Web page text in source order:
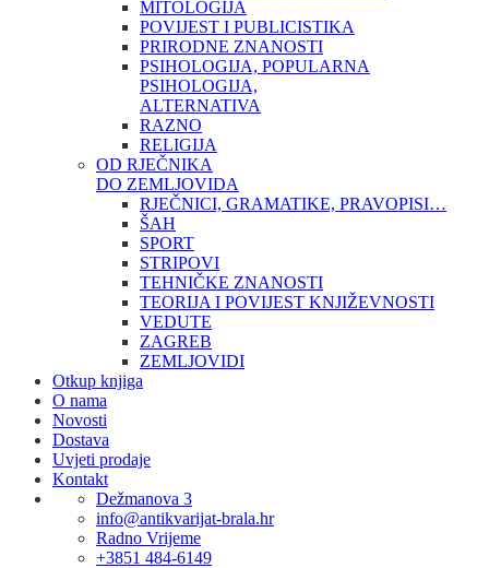
MITOLOGIJA
POVIJEST I PUBLICISTIKA
PRIRODNE ZNANOSTI
PSIHOLOGIJA, POPULARNA
PSIHOLOGIJA,
ALTERNATIVA
RAZNO
RELIGIJA
OD RJEČNIKA
DO ZEMLJOVIDA
RJEČNICI, GRAMATIKE, PRAVOPISI…
ŠAH
SPORT
STRIPOVI
TEHNIČKE ZNANOSTI
TEORIJA I POVIJEST KNJIŽEVNOSTI
VEDUTE
ZAGREB
ZEMLJOVIDI
Otkup knjiga
O nama
Novosti
Dostava
Uvjeti prodaje
Kontakt
Dežmanova 3
info@antikvarijat-brala.hr
Radno Vrijeme
+3851 484-6149